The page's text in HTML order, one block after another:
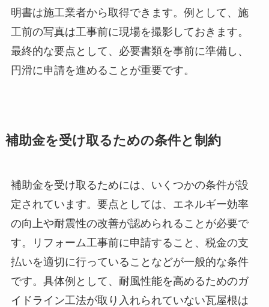
明書は施工業者から取得できます。例として、施
工前の写真は工事前に現場を撮影しておきます。
最終的な要点として、必要書類を事前に準備し、
円滑に申請を進めることが重要です。
補助金を受け取るための条件と制約
補助金を受け取るためには、いくつかの条件が設
定されています。要点としては、エネルギー効率
の向上や耐震性の改善が認められることが必要で
す。リフォーム工事前に申請すること、税金の支
払いを適切に行っていることなどが一般的な条件
です。具体例として、耐風性能を高めるためのガ
イドライン工法が取り入れられていない瓦屋根は